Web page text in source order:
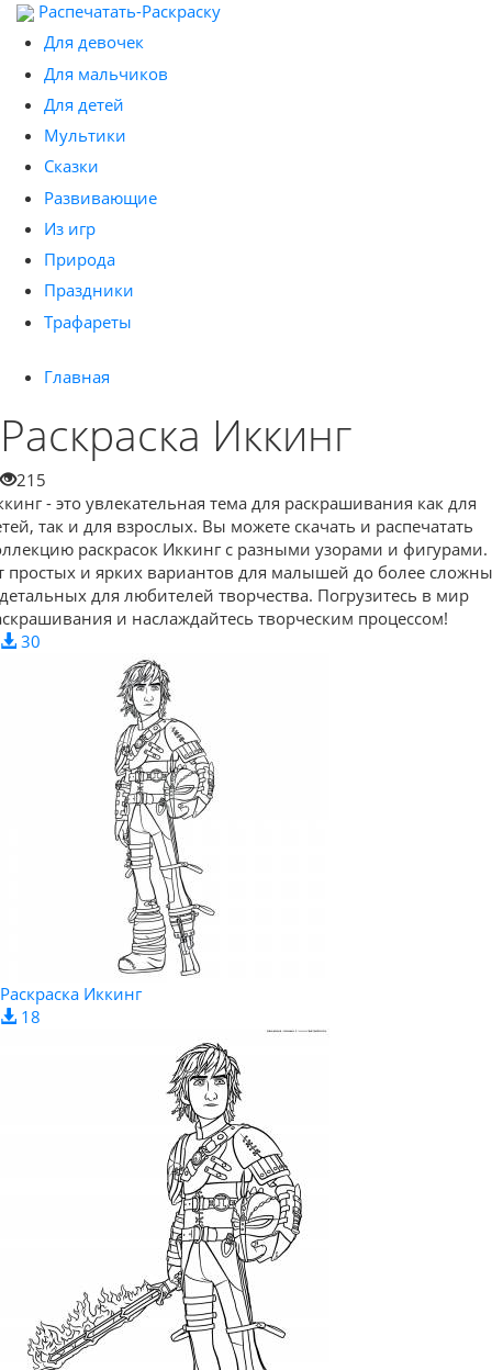
Распечатать-Раскраску
Для девочек
Для мальчиков
Для детей
Мультики
Сказки
Развивающие
Из игр
Природа
Праздники
Трафареты
Главная
Раскраска Иккинг
215
- это увлекательная тема для раскрашивания как для
так и для взрослых. Вы можете скачать и распечатать
раскрасок Иккинг с разными узорами и фигурами.
простых и ярких вариантов для малышей до более
для любителей творчества. Погрузитесь в мир
и наслаждайтесь творческим процессом!
30
Раскраска Иккинг
18